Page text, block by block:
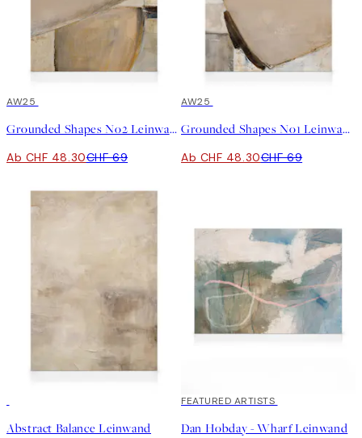
30%*
AW25
Grounded Shapes No2 Leinwand
Ab CHF 48.30CHF 69
30%*
AW25
Grounded Shapes No1 Leinwand
Ab CHF 48.30CHF 69
Abstract Balance Leinwand
30%*
FEATURED ARTISTS
Dan Hobday - Wharf Leinwand